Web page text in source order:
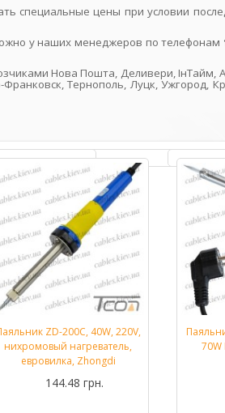
специальные цены при условии
у наших менеджеров по
Нова Пошта, Деливери, ІнТайм,
Тернополь, Луцк, Ужгород,
ZD-200C, 40W, 220V,
нихромовый нагреватель,
евровилка, Zhongdi
144.48 грн.
Подробнее...70W